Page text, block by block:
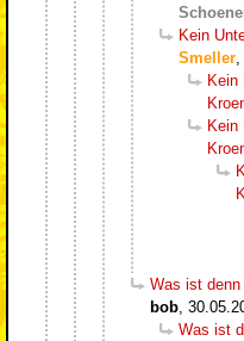
Kein
Smeller
Kein
Kein
Was ist
bob
Was ist